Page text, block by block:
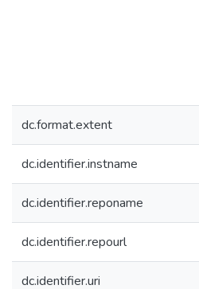
dc.format.extent
dc.identifier.instname
dc.identifier.reponame
dc.identifier.repourl
dc.identifier.uri